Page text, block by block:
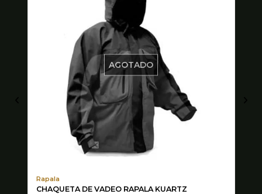
AGOTADO
Rapala
CHAQUETA DE VADEO RAPALA KUARTZ